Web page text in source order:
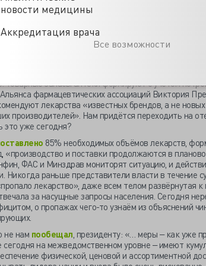
новости медицины
Аккредитация врача
Все возможности
раз больше, за вторую неделю – впятеро больше,
вызвало задержку в логистической цепи».
дистрибьюторов проблем с производством и
препараты в полном объёме
Короче, сами виноваты.
на складах есть запас препаратов на несколько
зависит от сезона и трендов их потребления. У
Товарные запасы аптеки формируют с учётом
фармацевтических ассоциаций Виктория
лекарства «известных брендов, а не
производителей». Нам придётся переходить на
это уже сегодня?
85% необходимых объёмов лекарств,
«производство и поставки продолжаются в
ФАС и Минздрав мониторят ситуацию, и
Никогда раньше представители власти в течение
лекарство», даже всем телом развёрнутая к
за насущные запросы населения. Сегодня
о пропажах чего-то узнаём из объяснений
не нам пообещал, президенту: «… меры ‒ как уже
на межведомственном уровне ‒ имеют
физической, ценовой и ассортиментной